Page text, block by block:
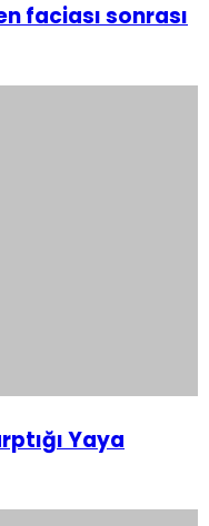
faciası sonrası
Yaya